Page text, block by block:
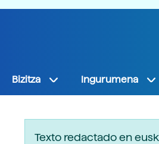
Bizitza Ingurumena
Texto redactado en